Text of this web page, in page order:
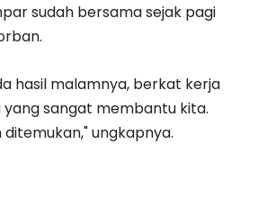
sudah bersama sejak pagi
hasil malamnya, berkat kerja
sangat membantu kita.
ungkapnya.